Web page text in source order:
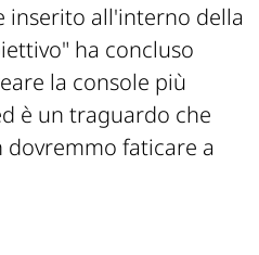
inserito all'interno della
ha concluso
la console più
è un traguardo che
faticare a